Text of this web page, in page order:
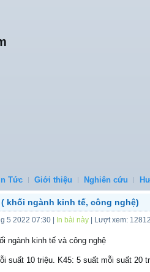
Tức Giới thiệu Nghiên cứu
khối ngành kinh tế, công nghệ)
5 2022 07:30 In bài này | Lượt xem:
ngành kinh tế và công nghệ
suất 10 triệu. K45: 5 suất mỗi suất 20